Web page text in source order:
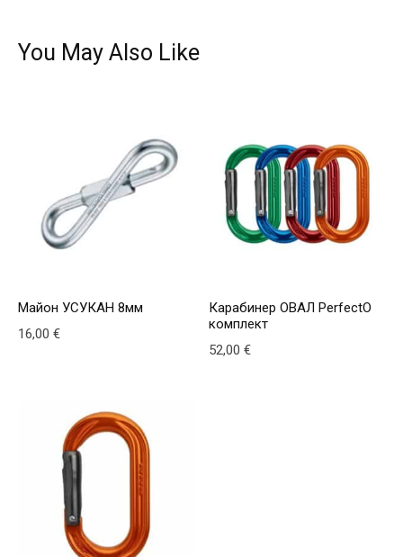
You May Also Like
Майон УСУКАН 8мм
16,00 €
Карабинер ОВАЛ PerfectO
комплект
52,00€